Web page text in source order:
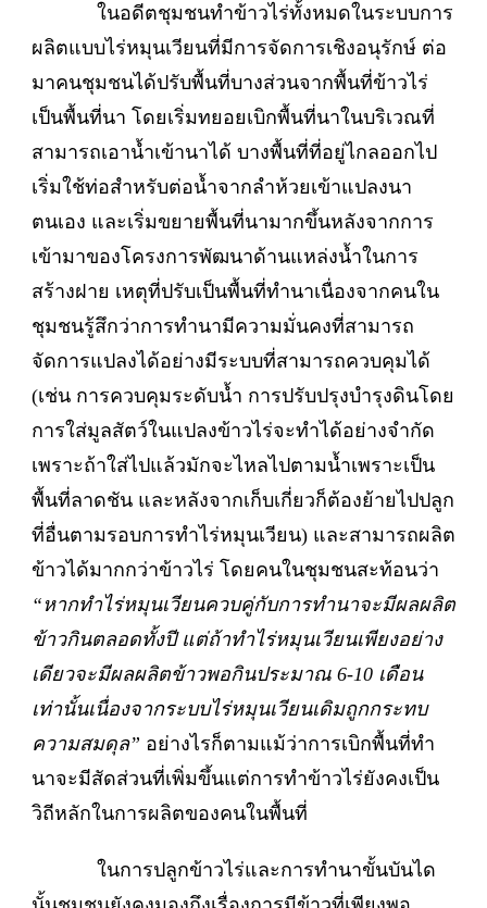
ในอดีตชุมชนทำข้าวไร่ทั้งหมดในระบบการ
ผลิตแบบไร่หมุนเวียนที่มีการจัดการเชิงอนุรักษ์ ต่อ
มาคนชุมชนได้ปรับพื้นที่บางส่วนจากพื้นที่ข้าวไร่
เป็นพื้นที่นา โดยเริ่มทยอยเบิกพื้นที่นาในบริเวณที่
สามารถเอาน้ำเข้านาได้ บางพื้นที่ที่อยู่ไกลออกไป
เริ่มใช้ท่อสำหรับต่อน้ำจากลำห้วยเข้าแปลงนา
ตนเอง และเริ่มขยายพื้นที่นามากขึ้นหลังจากการ
เข้ามาของโครงการพัฒนาด้านแหล่งน้ำในการ
สร้างฝาย เหตุที่ปรับเป็นพื้นที่ทำนาเนื่องจากคนใน
ชุมชนรู้สึกว่าการทำนามีความมั่นคงที่สามารถ
จัดการแปลงได้อย่างมีระบบที่สามารถควบคุมได้
(เช่น การควบคุมระดับน้ำ การปรับปรุงบำรุงดินโดย
การใส่มูลสัตว์ในแปลงข้าวไร่จะทำได้อย่างจำกัด
เพราะถ้าใส่ไปแล้วมักจะไหลไปตามน้ำเพราะเป็น
พื้นที่ลาดชัน และหลังจากเก็บเกี่ยวก็ต้องย้ายไปปลูก
ที่อื่นตามรอบการทำไร่หมุนเวียน) และสามารถผลิต
ข้าวได้มากกว่าข้าวไร่ โดยคนในชุมชนสะท้อนว่า
“หากทำไร่หมุนเวียนควบคู่กับการทำนาจะมีผลผลิต
ข้าวกินตลอดทั้งปี แต่ถ้าทำไร่หมุนเวียนเพียงอย่าง
เดียวจะมีผลผลิตข้าวพอกินประมาณ 6-10 เดือน
เท่านั้นเนื่องจากระบบไร่หมุนเวียนเดิมถูกกระทบ
ความสมดุล” อย่างไรก็ตามแม้ว่าการเบิกพื้นที่ทำ
นาจะมีสัดส่วนที่เพิ่มขึ้นแต่การทำข้าวไร่ยังคงเป็น
วิถีหลักในการผลิตของคนในพื้นที่
ในการปลูกข้าวไร่และการทำนาขั้นบันได